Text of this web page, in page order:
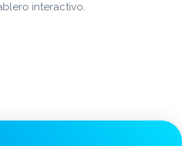
interactivo.